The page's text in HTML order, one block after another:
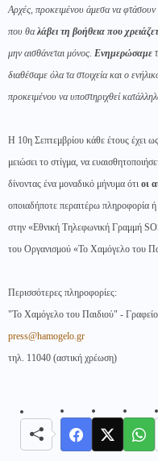
Αρχές, προκειμένου άμεσα να φτάσουν
που θαλάβει τη βοήθεια που
μην αισθάνεται μόνος. Ενημερώσαμε
διαθέσαμε όλα τα στοιχεία και ο
προκειμένου να υποστηριχθεί
Η 10η Σεπτεμβρίου κάθε έτους έχει
μειώσει το στίγμα, να
δίνοντας ένα μοναδικό μήνυμα ότι οι
οποιαδήποτε περαιτέρω πληροφορία ή
στην «Εθνική Τηλεφωνική Γραμμή
του Οργανισμού «Το Χαμόγελο του
Περισσότερες πληροφορίες:
"Το Χαμόγελο του Παιδιού" -
press@hamogelo.gr
τηλ. 11040 (αστική χρέωση)